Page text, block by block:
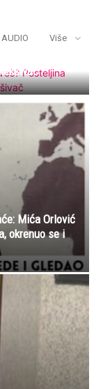
AUDIO Više
Mića Orlović
okrenuo se i